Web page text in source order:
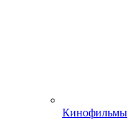
Кинофильмы